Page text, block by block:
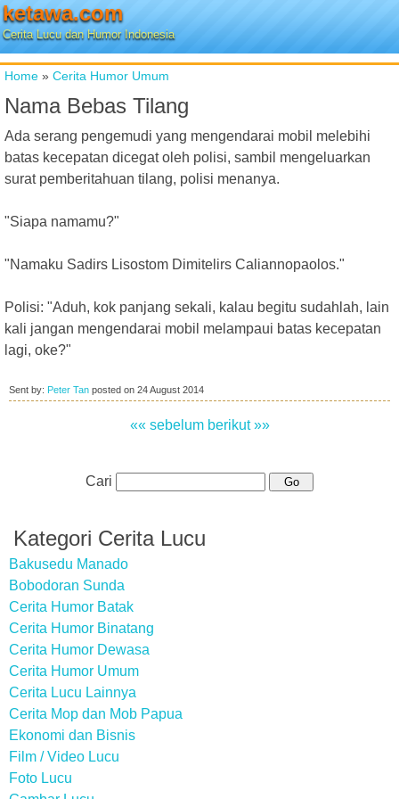
ketawa.com
Cerita Lucu dan Humor Indonesia
Home » Cerita Humor Umum
Nama Bebas Tilang
Ada serang pengemudi yang mengendarai mobil melebihi
batas kecepatan dicegat oleh polisi, sambil mengeluarkan
surat pemberitahuan tilang, polisi menanya.
"Siapa namamu?"
"Namaku Sadirs Lisostom Dimitelirs Caliannopaolos."
Polisi: "Aduh, kok panjang sekali, kalau begitu sudahlah, lain
kali jangan mengendarai mobil melampaui batas kecepatan
lagi, oke?"
Sent by: Peter Tan posted on 24 August 2014
«« sebelum berikut »»
Cari
Kategori Cerita Lucu
Bakusedu Manado
Bobodoran Sunda
Cerita Humor Batak
Cerita Humor Binatang
Cerita Humor Dewasa
Cerita Humor Umum
Cerita Lucu Lainnya
Cerita Mop dan Mob Papua
Ekonomi dan Bisnis
Film / Video Lucu
Foto Lucu